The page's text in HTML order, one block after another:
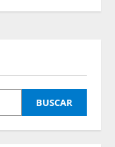
BUSCAR